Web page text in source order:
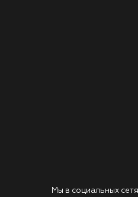
Мы в социальных